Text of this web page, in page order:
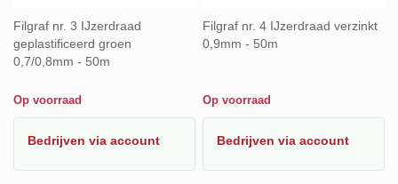
Filgraf nr. 3 IJzerdraad
geplastificeerd groen
0,7/0,8mm - 50m
Op voorraad
Bedrijven via account
Filgraf nr. 4 IJzerdraad verzinkt
0,9mm - 50m
Op voorraad
Bedrijvenvia account